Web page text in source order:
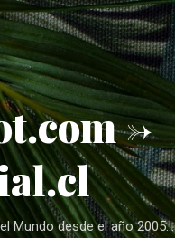
->
Mundo desde el año 2005...